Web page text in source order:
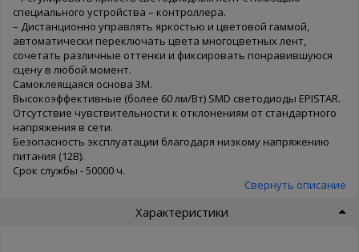
специального устройства – контроллера.
– Дистанционно управлять яркостью и цветовой гаммой,
автоматически переключать цвета многоцветных лент,
сочетать различные оттенки и фиксировать понравившуюся
сцену в любой момент.
Самоклеящаяся основа 3М.
Высокоэффективные (более 60 лм/Вт) SMD светодиоды EPISTAR.
Отсутствие чувствительности к отклонениям от стандартного
напряжения в сети.
Безопасность эксплуатации благодаря низкому напряжению
питания (12В).
Срок службы - 50000 ч.
Свернуть описание
Характеристики